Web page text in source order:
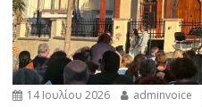
14 Ιουλίου 2026 adminvoice